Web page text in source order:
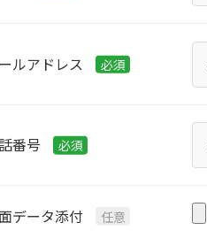
ルアドレス
番号
データ添付